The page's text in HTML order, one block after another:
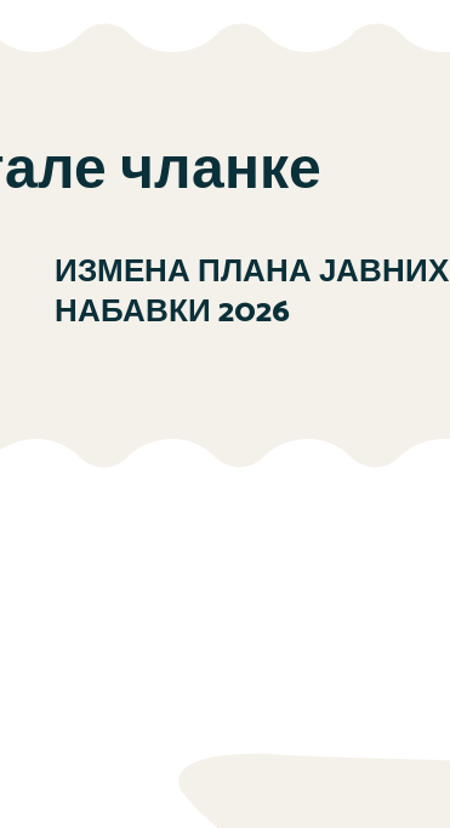
чланке
ИЗМЕНА ПЛАНА ЈАВНИХ
НАБАВКИ 2026